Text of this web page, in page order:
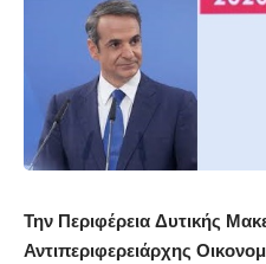
Την Περιφέρεια Δυτικής
Αντιπεριφερειάρχης